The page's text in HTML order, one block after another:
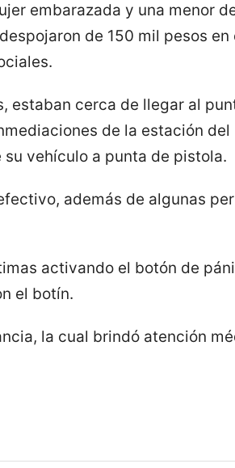
embarazada y una menor
de 150 mil pesos
estaban cerca de llegar al
de la estación
vehículo a punta de pistola.
además de algunas
activando el botón de
el botín.
la cual brindó atención